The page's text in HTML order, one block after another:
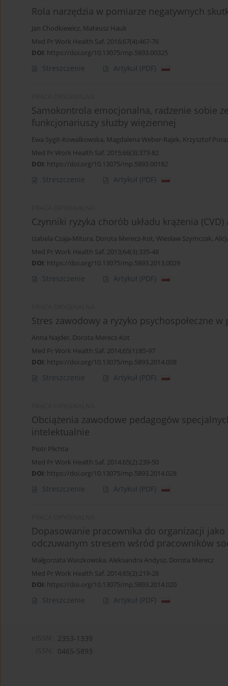
Rola narzędzia w pomiarze negatywnych
Jan Chodkiewicz, Mateusz Hauk
Med Pr Work Health Saf. 2016;67(4):467-76
DOI: https://doi.org/10.13075/mp.5893.00325
Streszczenie Artykuł (PDF)
Samokontrola emocjonalna, radzenie sobie
funkcjonariuszy służby więziennej
Ewa Sygit-Kowalkowska, Magdalena Weber-Rajek, Krzysztof
Med Pr Work Health Saf. 2015;66(3):373-82
DOI: https://doi.org/10.13075/mp.5893.00182
Streszczenie Artykuł (PDF)
Czynniki ryzyka chorób układu krążenia
Izabela Czaja-Mitura, Dorota Merecz-Kot, Wiesław Szymczak,
Med Pr Work Health Saf. 2013;64(3):335-48
DOI: https://doi.org/10.13075/mp.5893.2013.0029
Streszczenie Artykuł (PDF)
Stres zawodowy a ryzyko psychospołeczne
Anna Najder, Dorota Merecz-Kot
Med Pr Work Health Saf. 2014;65(1):85-97
DOI: https://doi.org/10.13075/mp.5893.2014.008
Streszczenie Artykuł (PDF)
Obciążenia zawodowe pedagogów
intelektualnie
Piotr Plichta
Med Pr Work Health Saf. 2014;65(2):239-50
DOI: https://doi.org/10.13075/mp.5893.2014.028
Streszczenie Artykuł (PDF)
Dopasowanie pracownika do organizacji
odczuwanym stresem wśród pracowników
Małgorzata Waszkowska, Aleksandra Andysz, Dorota Merecz
Med Pr Work Health Saf. 2014;65(2):219-28
DOI: https://doi.org/10.13075/mp.5893.2014.020
Streszczenie Artykuł (PDF)
2353-1339
0465-5893